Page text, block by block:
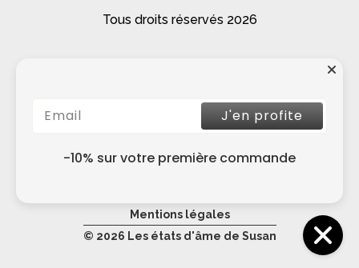
Tous droits réservés 2026
Créer un compte
Mentions légales
© 2026 Les états d'âme de Susan
J'en profite
-10% sur votre première commande